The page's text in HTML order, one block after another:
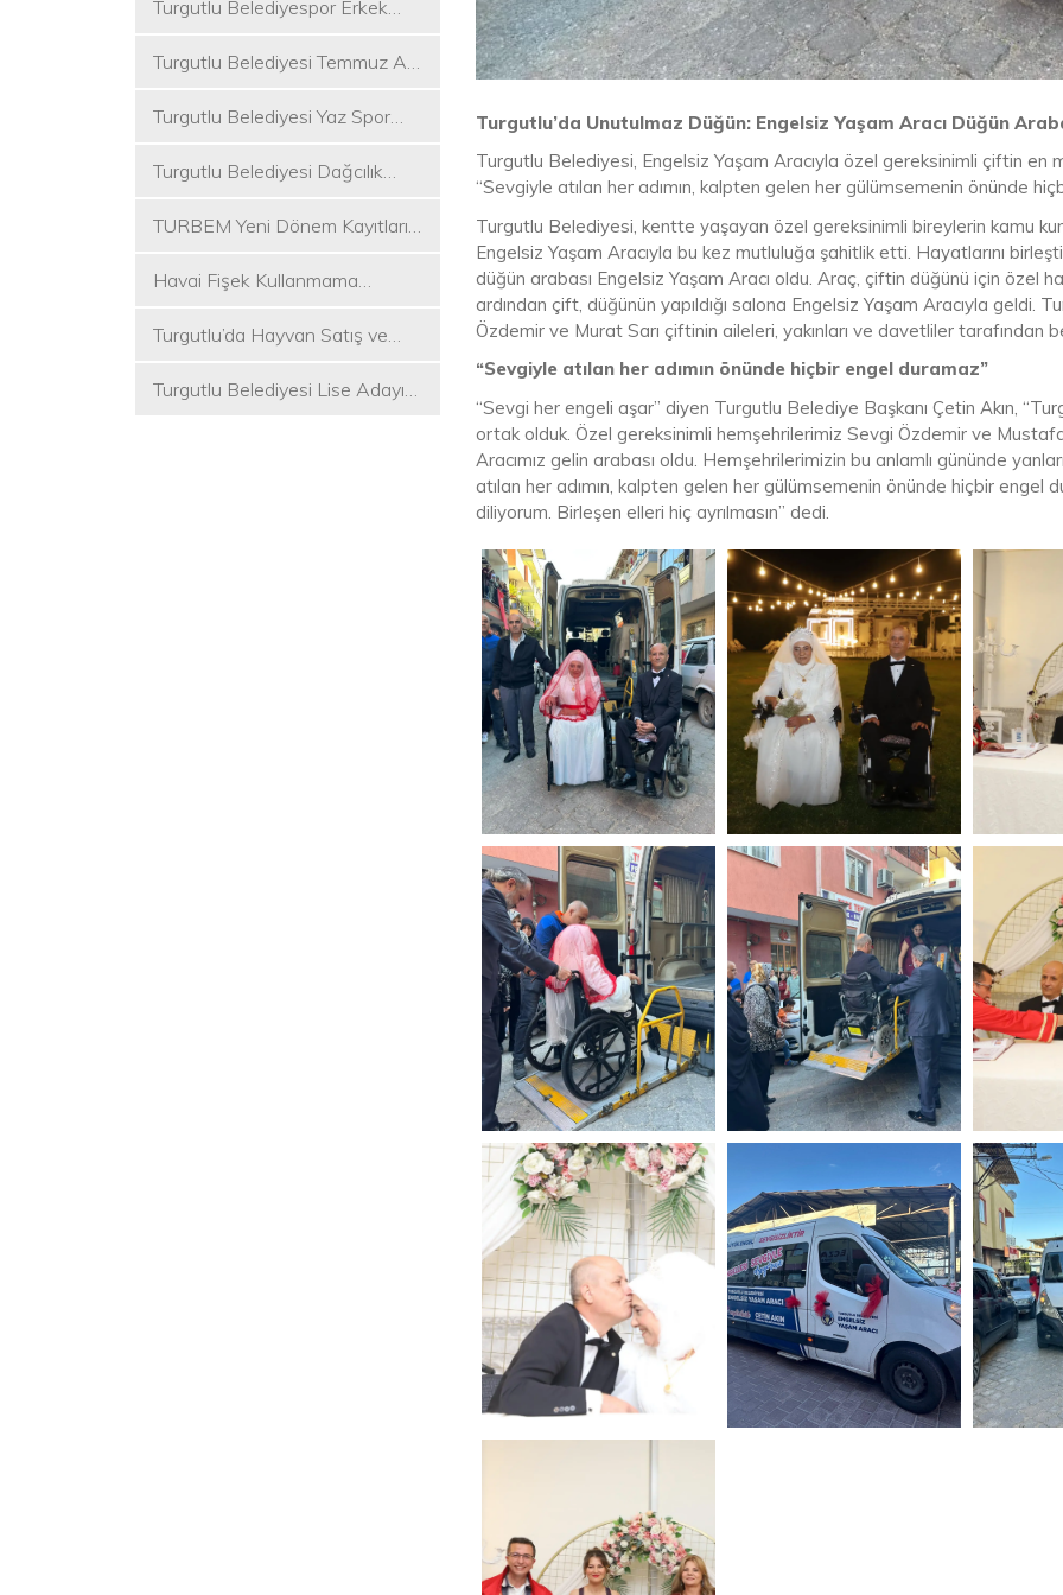
Turgutlu Belediyespor Erkek
Turgutlu Belediyesi Temmuz Ayı
Turgutlu Belediyesi Yaz Spor
Turgutlu Belediyesi Dağcılık
Düzenledi
TURBEM Yeni Dönem Kayıtları
Havai Fişek Kullanmama
Akın Oldu
Turgutlu’da Hayvan Satış ve
Turgutlu Belediyesi Lise Adayı
Turgutlu’da Unutulmaz Düğün: Engelsiz Yaşam Aracı Düğün
Turgutlu Belediyesi, Engelsiz Yaşam Aracıyla özel gereksinimli çiftin en
“Sevgiyle atılan her adımın, kalpten gelen her gülümsemenin önünde
Turgutlu Belediyesi, kentte yaşayan özel gereksinimli bireylerin kamu
Engelsiz Yaşam Aracıyla bu kez mutluluğa şahitlik etti. Hayatlarını
düğün arabası Engelsiz Yaşam Aracı oldu. Araç, çiftin düğünü için özel
ardından çift, düğünün yapıldığı salona Engelsiz Yaşam Aracıyla geldi.
Özdemir ve Murat Sarı çiftinin aileleri, yakınları ve davetliler tarafından
“Sevgiyle atılan her adımın önünde hiçbir engel duramaz”
“Sevgi her engeli aşar” diyen Turgutlu Belediye Başkanı Çetin Akın,
ortak olduk. Özel gereksinimli hemşehrilerimiz Sevgi Özdemir ve
Aracımız gelin arabası oldu. Hemşehrilerimizin bu anlamlı gününde
atılan her adımın, kalpten gelen her gülümsemenin önünde hiçbir
diliyorum. Birleşen elleri hiç ayrılmasın” dedi.